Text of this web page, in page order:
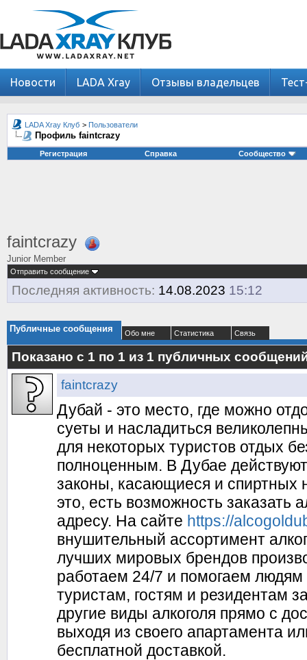
Новости LADA Xray Отзывы владельцев
LADA Xray Клуб > Пользователи
Профиль faintcrazy
Регистрация Справка Сообщество
faintcrazy
Junior Member
Отправить сообщение
Последняя активность: 14.08.2023 15:12
Публичные сообщения Обо мне Статистика Связь
Показано с 1 по 1 из 1 публичных
faintcrazy
Дубай - это место, где можно
суеты и насладиться
для некоторых туристов отдых
полноценным. В Дубае
законы, касающиеся и спиртных
это, есть возможность заказать
адресу. На сайте https://
внушительный ассортимент
лучших мировых брендов
работаем 24/7 и помогаем
туристам, гостям и резидентам
другие виды алкоголя прямо с
выходя из своего апартамента
бесплатной доставкой.